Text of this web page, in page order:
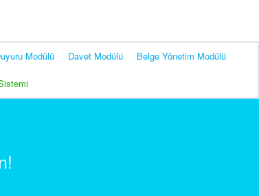
Modülü Davet Modülü Belge Yönetim Modülü